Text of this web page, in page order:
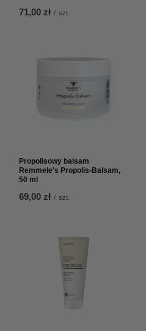
71,00 zł / szt.
Propolisowy balsam
Remmele's Propolis-Balsam,
50 ml
69,00 zł / szt.